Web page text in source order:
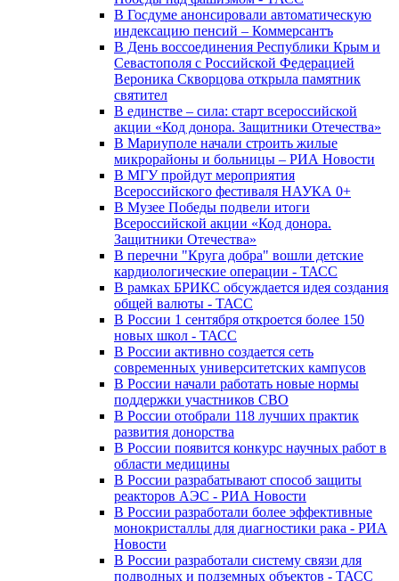
В Госдуме анонсировали автоматическую
индексацию пенсий – Коммерсантъ
В День воссоединения Республики Крым и
Севастополя с Российской Федерацией
Вероника Скворцова открыла памятник
святител
В единстве – сила: старт всероссийской
акции «Код донора. Защитники Отечества»
В Мариуполе начали строить жилые
микрорайоны и больницы – РИА Новости
В МГУ пройдут мероприятия
Всероссийского фестиваля НАУКА 0+
В Музее Победы подвели итоги
Всероссийской акции «Код донора.
Защитники Отечества»
В перечни "Круга добра" вошли детские
кардиологические операции - ТАСС
В рамках БРИКС обсуждается идея создания
общей валюты - ТАСС
В России 1 сентября откроется более 150
новых школ - ТАСС
В России активно создается сеть
современных университетских кампусов
В России начали работать новые нормы
поддержки участников СВО
В России отобрали 118 лучших практик
развития донорства
В России появится конкурс научных работ в
области медицины
В России разрабатывают способ защиты
реакторов АЭС - РИА Новости
В России разработали более эффективные
монокристаллы для диагностики рака - РИА
Новости
В России разработали систему связи для
подводных и подземных объектов - ТАСС